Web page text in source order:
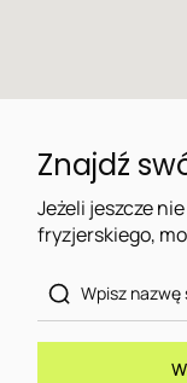
Znajdź
Jeżeli jeszcze
fryzjerskiego,